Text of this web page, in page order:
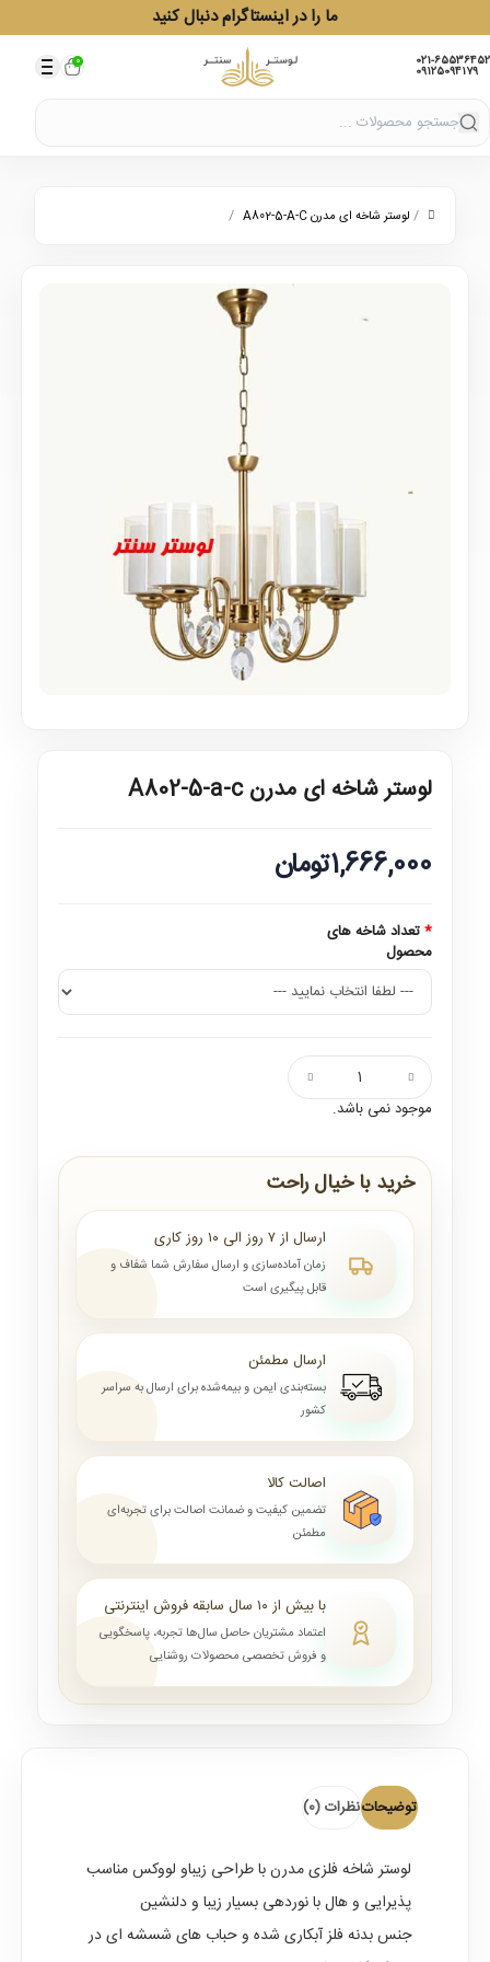
ما را در اینستاگرام دنبال کنید
021-65536452
09125094179
0
/ لوستر شاخه ای مدرن A802-5-A-C /
لوستر شاخه ای مدرن A802-5-a-c
1,666,000تومان
تعداد شاخه های
محصول
موجود نمی باشد.
خرید با خیال راحت
ارسال از ۷ روز الی ۱۰ روز کاری
زمان آماده‌سازی و ارسال سفارش شما شفاف و
قابل پیگیری است
ارسال مطمئن
بسته‌بندی ایمن و بیمه‌شده برای ارسال به سراسر
کشور
اصالت کالا
تضمین کیفیت و ضمانت اصالت برای تجربه‌ای
مطمئن
با بیش از ۱۰ سال سابقه فروش اینترنتی
اعتماد مشتریان حاصل سال‌ها تجربه، پاسخگویی
و فروش تخصصی محصولات روشنایی
توضیحاتنظرات (0)
لوستر شاخه فلزی مدرنبا طراحی زیباو لووکس مناسب
پذیرایی و هال با نوردهی بسیار زیبا و دلنشین
جنس بدنه فلز آبکاری شده و حباب های شسشه ای در